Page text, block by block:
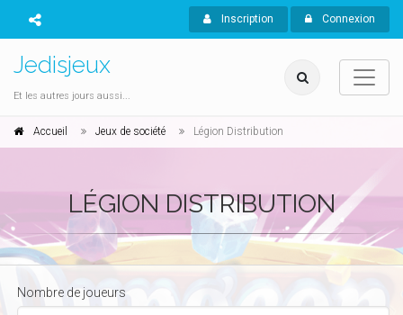
Inscription Connexion
Jedisjeux
Et les autres jours aussi...
Accueil Jeux de société Légion Distribution
LÉGION DISTRIBUTION
Nombre de joueurs